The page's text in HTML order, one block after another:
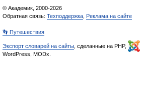
© Академик, 2000-2026
Обратная связь: Техподдержка Реклама на сайте
👣 Путешествия
Экспорт словарей на сайты , сделанные на PHP,
WordPress, MODx.